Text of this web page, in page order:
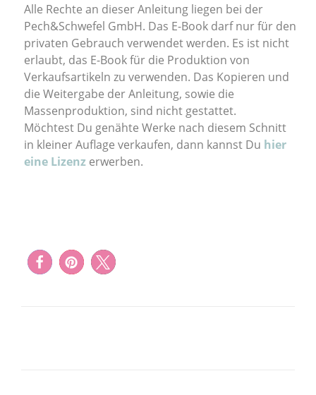
Alle Rechte an dieser Anleitung liegen bei der
Pech&Schwefel GmbH. Das E-Book darf nur für den
privaten Gebrauch verwendet werden. Es ist nicht
erlaubt, das E-Book für die Produktion von
Verkaufsartikeln zu verwenden. Das Kopieren und
die Weitergabe der Anleitung, sowie die
Massenproduktion, sind nicht gestattet.
Möchtest Du genähte Werke nach diesem Schnitt
in kleiner Auflage verkaufen, dann kannst Du hier
eine Lizenzerwerben.